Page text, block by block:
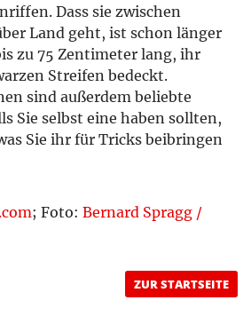
Dass sie zwischen
Land geht, ist schon länger
zu 75 Zentimeter lang, ihr
Streifen bedeckt.
sind außerdem beliebte
Sie selbst eine haben sollten,
Sie ihr für Tricks beibringen
; Foto: Bernard Spragg /
ZUR STARTSEITE